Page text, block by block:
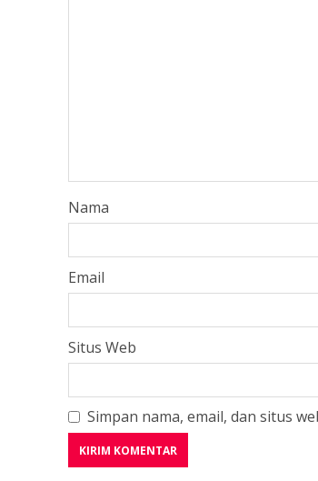
Nama
Email
Situs Web
Simpan nama, email, dan situs